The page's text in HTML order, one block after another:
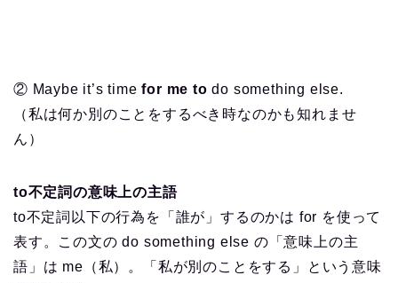
② Maybe it’s timefor me to do something else.
（私は何か別のことをするべき時なのかも知れませ
ん）
to不定詞の意味上の主語
to不定詞以下の行為を「誰が」するのかは for を使って
表す。この文の do something else の「意味上の主
語」は me（私）。「私が別のことをする」という意味